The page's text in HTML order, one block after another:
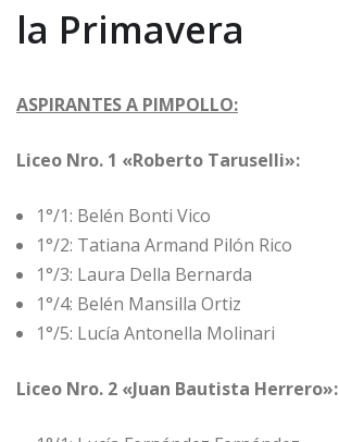
la Primavera
ASPIRANTES A PIMPOLLO:
Liceo Nro. 1 «Roberto Taruselli»:
1°/1: Belén Bonti Vico
1°/2: Tatiana Armand Pilón Rico
1°/3: Laura Della Bernarda
1°/4: Belén Mansilla Ortiz
1°/5: Lucía Antonella Molinari
Liceo Nro. 2 «Juan Bautista Herrero»: